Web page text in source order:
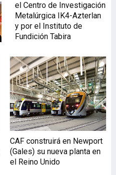
el Centro de Investigación
Metalúrgica IK4-Azterlan
y por el Instituto de
Fundición Tabira
CAF construirá en Newport
(Gales) su nueva planta en
el Reino Unido